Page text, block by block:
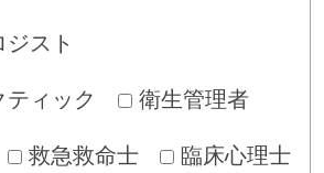
ジスト
ティック 衛生管理者
救急救命士 臨床心理士